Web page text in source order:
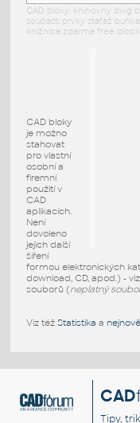
CAD bloky: knihovny dwg
součásti prvky stafáž
knižnica zdarma free
CAD bloky
je možno
stahovat
pro vlastní
osobní a
firemní
použití v
CAD
aplikacích.
Není
dovoleno
jejich další
šíření
formou elektronických
download, CD, apod.) - viz
souborů (neplatný
Viz též Statistika a
CAD
Tipy,